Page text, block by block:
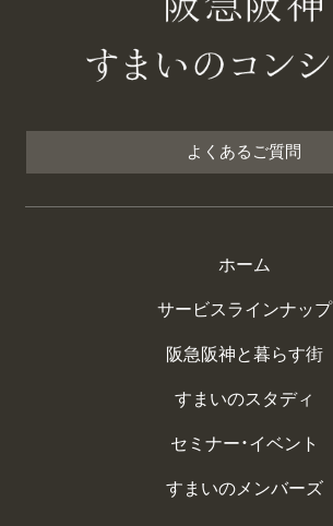
よくあるご質問
ホーム
サービスラインナップ
阪急阪神と暮らす街
すまいのスタディ
セミナー・イベント
すまいのメンバーズ